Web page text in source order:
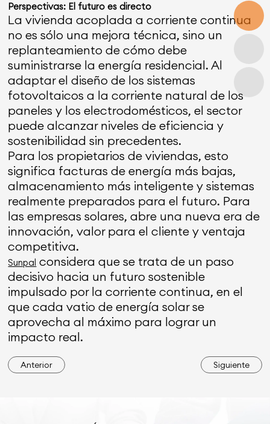
Perspectivas: El futuro es directo
La vivienda acoplada a corriente continua
no es sólo una mejora técnica, sino un
replanteamiento de cómo debe
suministrarse la energía residencial. Al
adaptar el diseño de los sistemas
fotovoltaicos a la corriente natural de los
paneles y los electrodomésticos, el sector
puede alcanzar niveles de eficiencia y
sostenibilidad sin precedentes.
Para los propietarios de viviendas, esto
significa facturas de energía más bajas,
almacenamiento más inteligente y sistemas
realmente preparados para el futuro. Para
las empresas solares, abre una nueva era de
innovación, valor para el cliente y ventaja
competitiva.
Sunpal considera que se trata de un paso
decisivo hacia un futuro sostenible
impulsado por la corriente continua, en el
que cada vatio de energía solar se
aprovecha al máximo para lograr un
impacto real.
Anterior Siguiente